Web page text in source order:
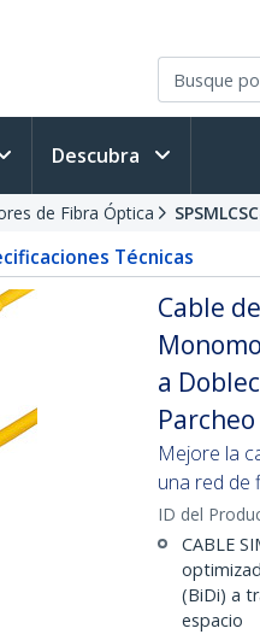
Descubra
de Fibra Óptica
Técnicas
Cable
a
Mejore la
una red de
ID del
CABLE
(BiDi) a
espacio